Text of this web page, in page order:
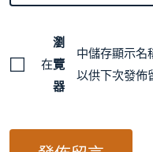
在
瀏
覽
器
中儲存顯示名
以供下次發佈